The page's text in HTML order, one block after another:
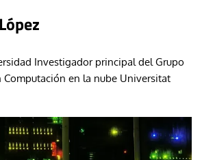
Investigador principal del Grupo
Computación en la nube Universitat